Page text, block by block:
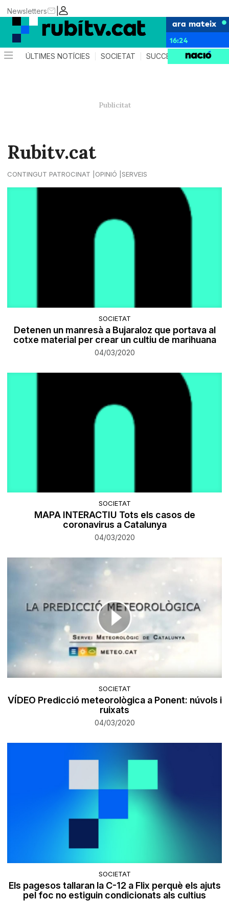
|
Newsletters
ara mateix
16:24
ÚLTIMES NOTÍCIES SOCIETAT SUCCESSOS
Rubitv.cat
CONTINGUT PATROCINAT OPINIÓ SERVEIS
SOCIETAT
Detenen un manresà a Bujaraloz que portava al
cotxe material per crear un cultiu de marihuana
04/03/2020
SOCIETAT
MAPA INTERACTIU Tots els casos de
coronavirus a Catalunya
04/03/2020
SOCIETAT
VÍDEO Predicció meteorològica a Ponent: núvols i
ruixats
04/03/2020
SOCIETAT
Els pagesos tallaran la C-12 a Flix perquè els ajuts
pel foc no estiguin condicionats als cultius